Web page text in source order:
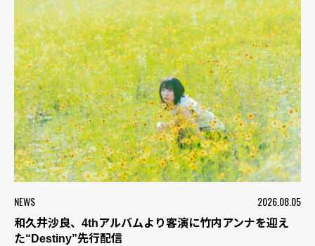
NEWS 2026.08.05
和久井沙良、4thアルバムより客演に竹内アンナを迎え
た“Destiny”先行配信